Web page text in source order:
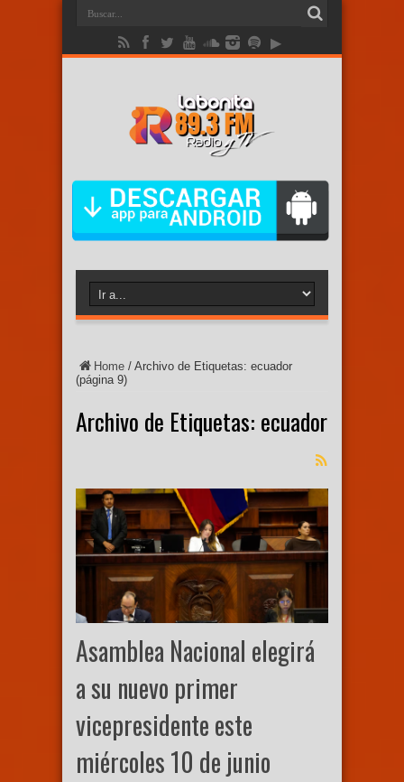
Home / Archivo de Etiquetas: ecuador
(página 9)
Archivo de Etiquetas: ecuador
Asamblea Nacional elegirá
a su nuevo primer
vicepresidente este
miércoles 10 de junio